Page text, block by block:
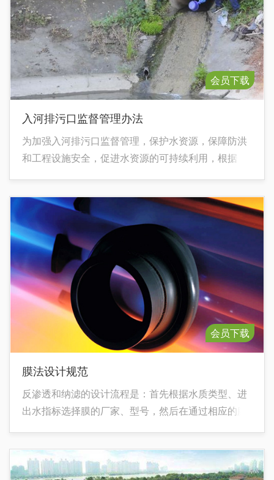
会员下载
入河排污口监督管理办法
为加强入河排污口监督管理，保护水资源，保障防洪
和工程设施安全，促进水资源的可持续利用，根据
规，制定本办法。
会员下载
膜法设计规范
反渗透和纳滤的设计流程是：首先根据水质类型、进
出水指标选择膜的厂家、型号，然后在通过相应的膜